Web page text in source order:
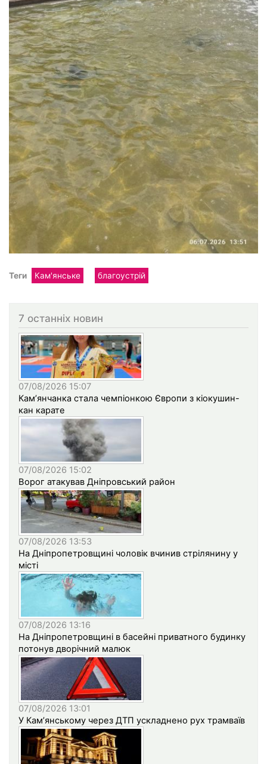
Теги Кам'янське благоустрій
7 останніх новин
07/08/2026 15:07
Кам’янчанка стала чемпіонкою Європи з кіокушин-
кан карате
07/08/2026 15:02
Ворог атакував Дніпровський район
07/08/2026 13:53
На Дніпропетровщині чоловік вчинив стрілянину у
місті
07/08/2026 13:16
На Дніпропетровщині в басейні приватного будинку
потонув дворічний малюк
07/08/2026 13:01
У Кам’янському через ДТП ускладнено рух трамваїв